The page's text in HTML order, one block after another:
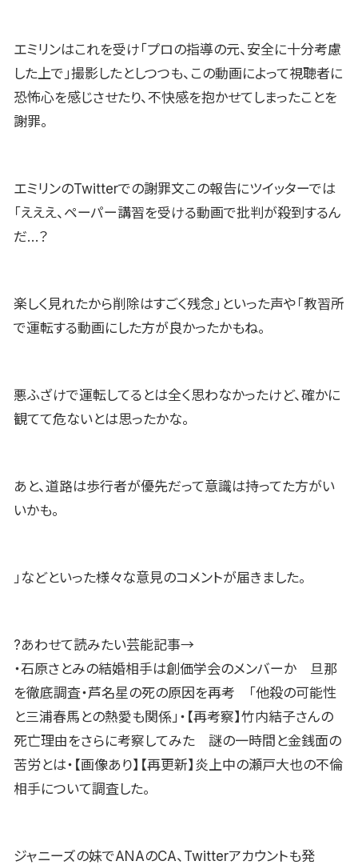
エミリンはこれを受け「プロの指導の元、安全に十分考慮
した上で」撮影したとしつつも、この動画によって視聴者に
恐怖心を感じさせたり、不快感を抱かせてしまったことを
謝罪。
エミリンのTwitterでの謝罪文この報告にツイッターでは
「えええ、ペーパー講習を受ける動画で批判が殺到するん
だ…？
楽しく見れたから削除はすごく残念」といった声や「教習所
で運転する動画にした方が良かったかもね。
悪ふざけで運転してるとは全く思わなかったけど、確かに
観てて危ないとは思ったかな。
あと、道路は歩行者が優先だって意識は持ってた方がい
いかも。
」などといった様々な意見のコメントが届きました。
?あわせて読みたい芸能記事→
・石原さとみの結婚相手は創価学会のメンバーか 旦那
を徹底調査・芦名星の死の原因を再考 「他殺の可能性
と三浦春馬との熱愛も関係」・【再考察】竹内結子さんの
死亡理由をさらに考察してみた 謎の一時間と金銭面の
苦労とは・【画像あり】【再更新】炎上中の瀬戸大也の不倫
相手について調査した。
ジャニーズの妹でANAのCA、Twitterアカウントも発